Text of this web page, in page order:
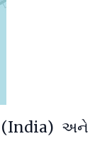
(India) અને